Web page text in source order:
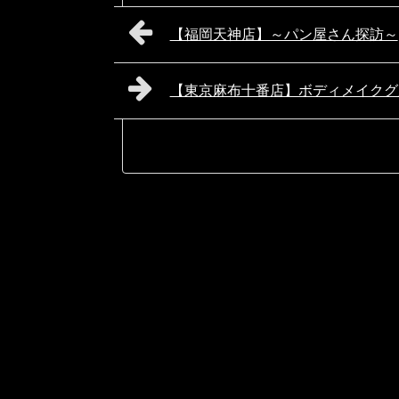
【福岡天神店】～パン屋さん探訪～
【東京麻布十番店】ボディメイク